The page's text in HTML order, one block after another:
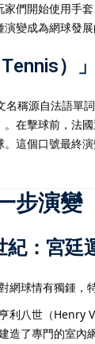
家們開始使用手
變成為網球發展
Tennis）
名稱源自法語單
在擊球前，法
這個口號最終
步演變
紀：宮廷
網球情有獨鍾，
利八世（Henry
造了專門的室內